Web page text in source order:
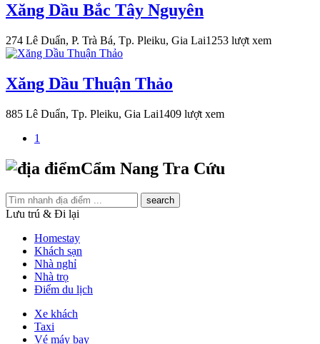
Xăng Dầu Bắc Tây Nguyên
274 Lê Duẩn, P. Trà Bá, Tp. Pleiku, Gia Lai1253 lượt xem
Xăng Dầu Thuận Thảo
885 Lê Duẩn, Tp. Pleiku, Gia Lai1409 lượt xem
1
Cẩm Nang Tra Cứu
search
Lưu trú & Đi lại
Homestay
Khách sạn
Nhà nghỉ
Nhà trọ
Điểm du lịch
Xe khách
Taxi
Vé máy bay